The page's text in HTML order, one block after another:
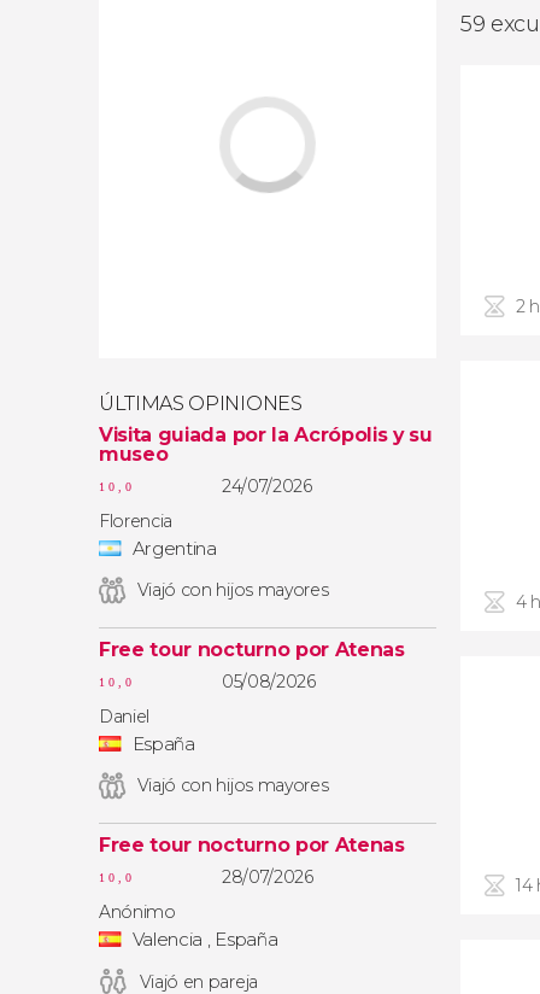
ÚLTIMAS OPINIONES
Visita guiada por la Acrópolis y su
museo
10,0
24/07/2026
Florencia
Argentina
Viajó con hijos mayores
Free tour nocturno por Atenas
10,0
05/08/2026
Daniel
España
Viajó con hijos mayores
Free tour nocturno por Atenas
10,0
28/07/2026
Anónimo
Valencia , España
Viajó en pareja
59
2
4
14